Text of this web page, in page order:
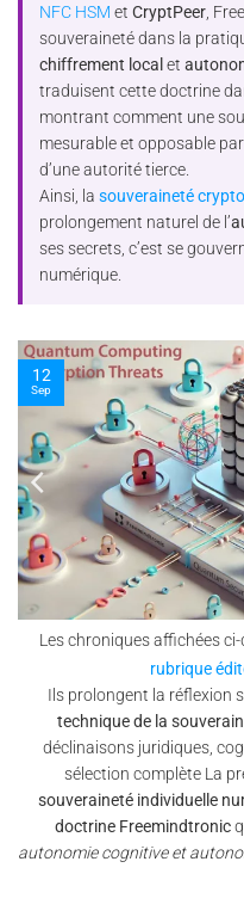
NFC HSM etCryptPeer ,
souveraineté dans la
chiffrement local et
traduisent cette doctrine
montrant comment une
mesurable et opposable
d’une autorité tierce.
Ainsi, lasouveraineté
prolongement naturel de l’
ses secrets, c’est se
numérique.
10
Nov
Les chroniques affichées
rubrique
Ils prolongent la réflexion
technique de la
déclinaisons juridiques,
sélection complète La
souveraineté individuelle
doctrine Freemindtronic
autonomie cognitive et